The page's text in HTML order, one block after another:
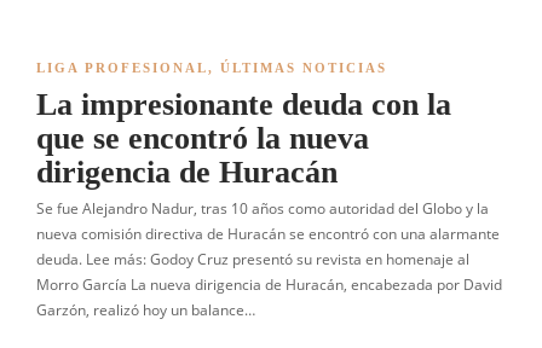
LIGA PROFESIONAL, ÚLTIMAS NOTICIAS
La impresionante deuda con la
que se encontró la nueva
dirigencia de Huracán
Se fue Alejandro Nadur, tras 10 años como autoridad del Globo y la
nueva comisión directiva de Huracán se encontró con una alarmante
deuda. Lee más: Godoy Cruz presentó su revista en homenaje al
Morro García La nueva dirigencia de Huracán, encabezada por David
Garzón, realizó hoy un balance…